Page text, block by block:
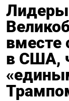
вместе
в США,